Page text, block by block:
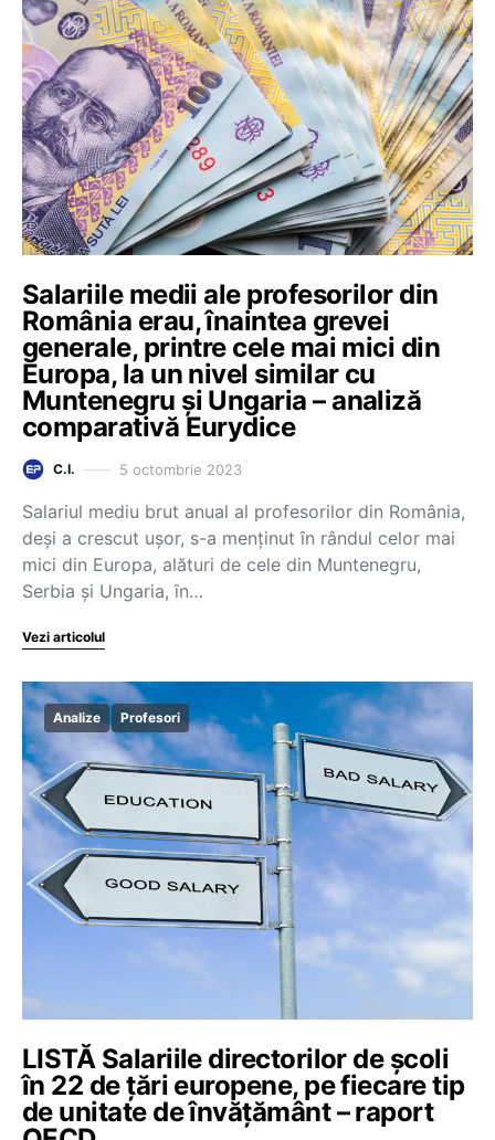
Salariile medii ale profesorilor din
România erau, înaintea grevei
generale, printre cele mai mici din
Europa, la un nivel similar cu
Muntenegru și Ungaria – analiză
comparativă Eurydice
C.I. 5 octombrie 2023
Salariul mediu brut anual al profesorilor din România,
deși a crescut ușor, s-a menținut în rândul celor mai
mici din Europa, alături de cele din Muntenegru,
Serbia și Ungaria, în…
Vezi articolul
Analize Profesori
LISTĂ Salariile directorilor de școli
în 22 de țări europene, pe fiecare tip
de unitate de învățământ – raport